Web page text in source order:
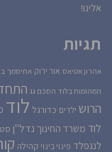
אלינו!
תגיות
אהרון אטיאס אור ירוק אחיסמך
המהומות בלוד הסכם גג
הרוש ילדים כדורגל לוד
לוד משרד החינוך נדל''ן
לנגפלד פינוי בינוי קהילה